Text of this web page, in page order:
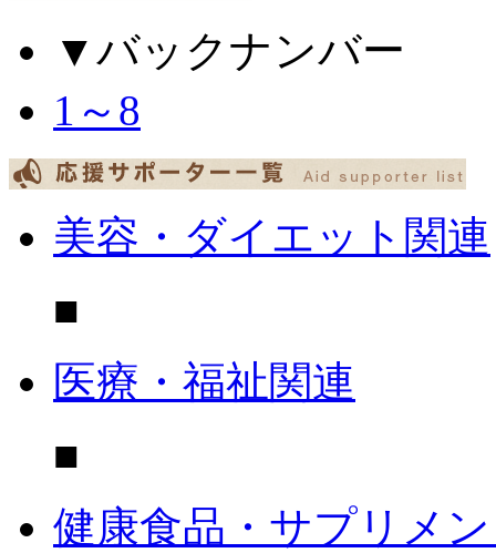
▼バックナンバー
1～8
美容・ダイエット関連
■
医療・福祉関連
■
健康食品・サプリメ